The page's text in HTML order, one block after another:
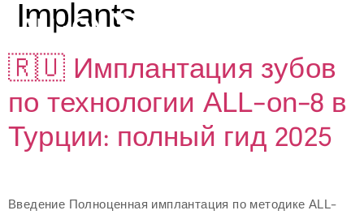
Implants
🇷🇺 Имплантация зубов
по технологии ALL-on-8 в
Турции: полный гид 2025
Введение Полноценная имплантация по методике ALL-